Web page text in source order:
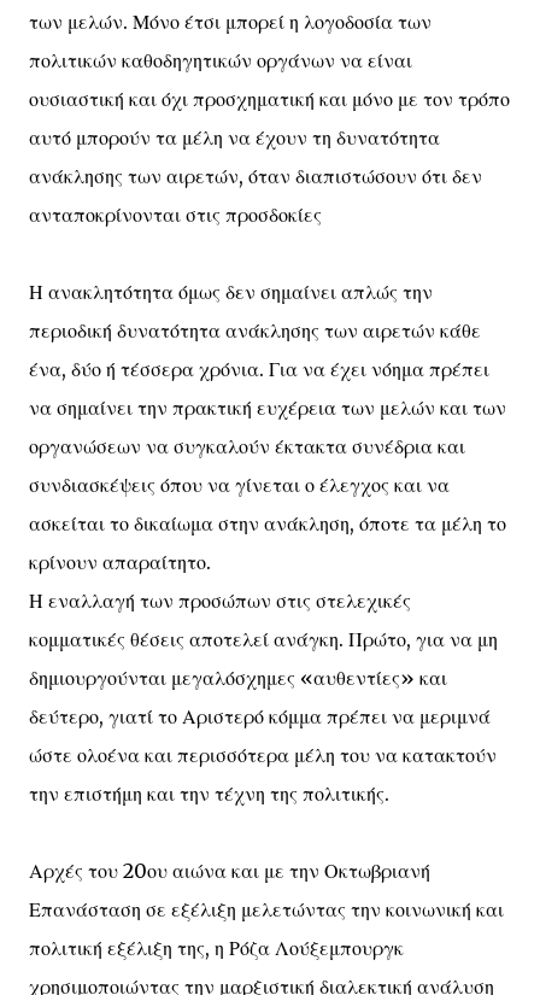
των μελών. Μόνο έτσι μπορεί η λογοδοσία των
πολιτικών καθοδηγητικών οργάνων να είναι
ουσιαστική και όχι προσχηματική και μόνο με τον τρόπο
αυτό μπορούν τα μέλη να έχουν τη δυνατότητα
ανάκλησης των αιρετών, όταν διαπιστώσουν ότι δεν
ανταποκρίνονται στις προσδοκίες
Η ανακλητότητα όμως δεν σημαίνει απλώς την
περιοδική δυνατότητα ανάκλησης των αιρετών κάθε
ένα, δύο ή τέσσερα χρόνια. Για να έχει νόημα πρέπει
να σημαίνει την πρακτική ευχέρεια των μελών και των
οργανώσεων να συγκαλούν έκτακτα συνέδρια και
συνδιασκέψεις όπου να γίνεται ο έλεγχος και να
ασκείται το δικαίωμα στην ανάκληση, όποτε τα μέλη το
κρίνουν απαραίτητο.
Η εναλλαγή των προσώπων στις στελεχικές
κομματικές θέσεις αποτελεί ανάγκη. Πρώτο, για να μη
δημιουργούνται μεγαλόσχημες «αυθεντίες» και
δεύτερο, γιατί το Αριστερό κόμμα πρέπει να μεριμνά
ώστε ολοένα και περισσότερα μέλη του να κατακτούν
την επιστήμη και την τέχνη της πολιτικής.
Αρχές του 20ου αιώνα και με την Οκτωβριανή
Επανάσταση σε εξέλιξη μελετώντας την κοινωνική και
πολιτική εξέλιξη της, η Ρόζα Λούξεμπουργκ
χρησιμοποιώντας την μαρξιστική διαλεκτική ανάλυση